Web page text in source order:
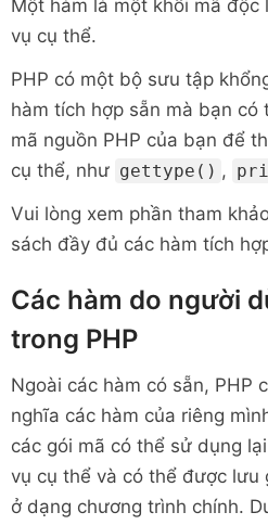
Một hàm là một khối mã
vụ cụ thể.
PHP có một bộ sưu tập
hàm tích hợp sẵn mà bạn
mã nguồn PHP của bạn để
cụ thể, như gettype() ,
Vui lòng xem phần tham
sách đầy đủ các hàm tích
Các hàm do người
trong PHP
Ngoài các hàm có sẵn, PHP
nghĩa các hàm của riêng
các gói mã có thể sử dụng
vụ cụ thể và có thể được
ở dạng chương trình chính.